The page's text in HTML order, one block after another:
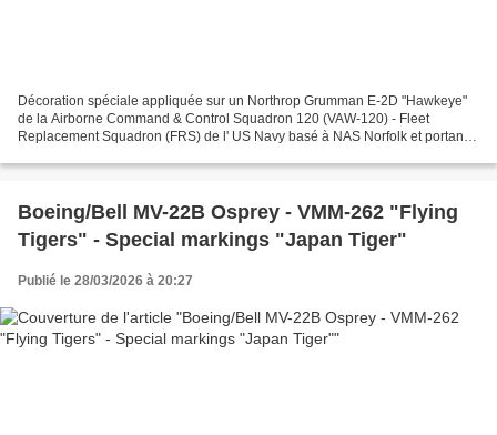
Décoration spéciale appliquée sur un Northrop Grumman E-2D "Hawkeye"
de la Airborne Command & Control Squadron 120 (VAW-120) - Fleet
Replacement Squadron (FRS) de l' US Navy basé à NAS Norfolk et portant
Boeing/Bell MV-22B Osprey - VMM-262 "Flying
Tigers" - Special markings "Japan Tiger"
Publié le 28/03/2026 à 20:27